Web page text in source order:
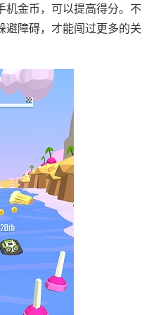
机金币，可以提高得分。不
避障碍，才能闯过更多的关